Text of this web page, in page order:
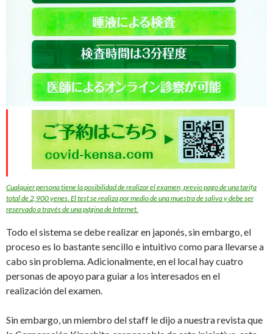
Cualquier persona tiene la posibilidad de realizar el examen, previo pago de una tarifa
total de 2,900 yenes. El test se realiza por medio de una muestra de saliva y debe ser
reservado a través de una página de Internet.
Todo el sistema se debe realizar en japonés, sin embargo, el
proceso es lo bastante sencillo e intuitivo como para llevarse a
cabo sin problema. Adicionalmente, en el local hay cuatro
personas de apoyo para guiar a los interesados en el
realización del examen.
Sin embargo, un miembro del staff le dijo a nuestra revista que